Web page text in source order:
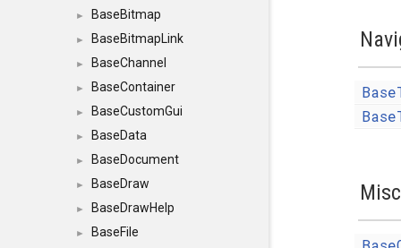
► BaseBitmap
► BaseBitmapLink
► BaseChannel
► BaseContainer
► BaseCustomGui
► BaseData
► BaseDocument
► BaseDraw
► BaseDrawHelp
► BaseFile